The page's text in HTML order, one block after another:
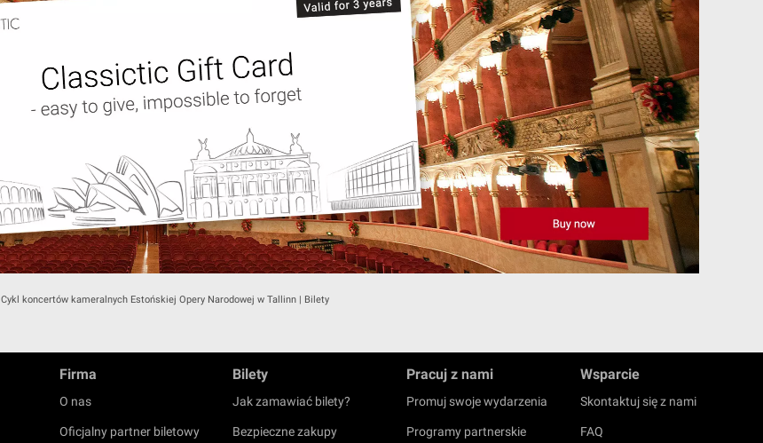
Cykl koncertów kameralnych Estońskiej Opery Narodowej w Tallinn | Bilety
Firma
O nas
Oficjalny partner biletowy
Bilety
Jak zamawiać bilety?
Bezpieczne zakupy
Pracuj z nami
Promuj swoje wydarzenia
Programy partnerskie
Wsparcie
Skontaktuj się z nami
FAQ